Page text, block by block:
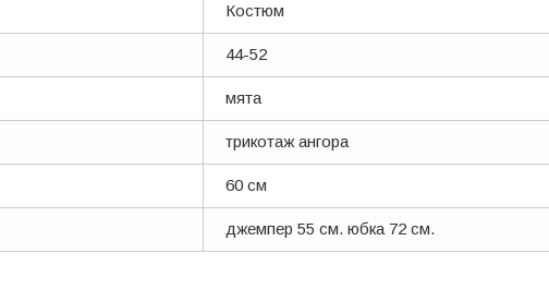
Костюм
44-52
мята
трикотаж ангора
60 см
джемпер 55 см. юбка 72 см.